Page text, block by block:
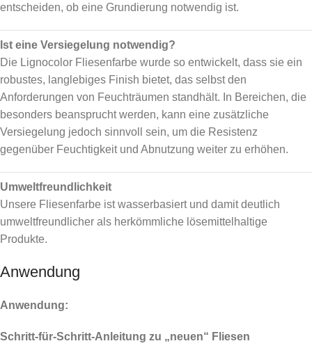
entscheiden, ob eine Grundierung notwendig ist.
Ist eine Versiegelung notwendig?
Die Lignocolor Fliesenfarbe wurde so entwickelt, dass sie ein
robustes, langlebiges Finish bietet, das selbst den
Anforderungen von Feuchträumen standhält. In Bereichen, die
besonders beansprucht werden, kann eine zusätzliche
Versiegelung jedoch sinnvoll sein, um die Resistenz
gegenüber Feuchtigkeit und Abnutzung weiter zu erhöhen.
Umweltfreundlichkeit
Unsere Fliesenfarbe ist wasserbasiert und damit deutlich
umweltfreundlicher als herkömmliche lösemittelhaltige
Produkte.
Anwendung
Anwendung:
Schritt-für-Schritt-Anleitung zu „neuen“ Fliesen